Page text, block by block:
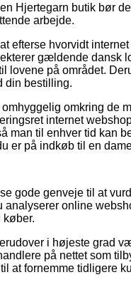
Hjertegarn butik bør
arbejde.
efterse hvorvidt
gældende dansk
lovene på området.
din bestilling.
omhyggelig omkring de
internet
man til enhver tid kan
er på indkøb til en
gode genveje til at
analyserer online
køber.
i højeste grad
på nettet som
at fornemme tidligere